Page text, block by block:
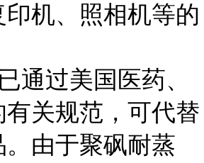
机、照相机等的
通过美国医药、
关规范，可代替
由于聚砜耐蒸